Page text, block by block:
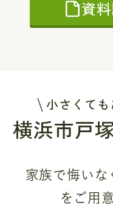
資
小さくて
横浜市戸
家族で悔いな
をご用